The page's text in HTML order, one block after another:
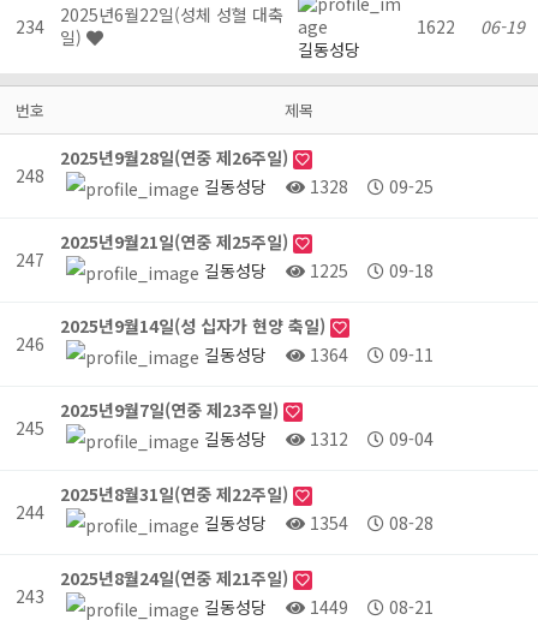
234
2025년6월22일(성체 성혈 대축
일)
길동성당
1622 06-19
번호 제목
248
2025년9월28일(연중 제26주일)
길동성당
1328 09-25
247
2025년9월21일(연중 제25주일)
길동성당
1225 09-18
246
2025년9월14일(성 십자가 현양 축일)
길동성당
1364 09-11
245
2025년9월7일(연중 제23주일)
길동성당
1312 09-04
244
2025년8월31일(연중 제22주일)
길동성당
1354 08-28
243
2025년8월24일(연중 제21주일)
길동성당
1449 08-21